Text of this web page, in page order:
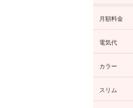
月額料金
電気代
カラー
スリム